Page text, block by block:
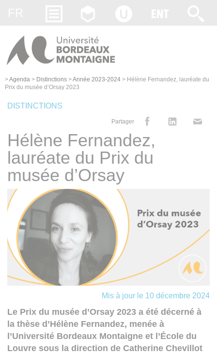
>Agenda > Distinctions >Année 2023-2024 > Hélène Fernandez, lauréate du
Prix du musée d’Orsay 2023
DISTINCTIONS
Partager
Hélène Fernandez,
lauréate du Prix du
musée d’Orsay
Mis à jour le 10 décembre 2024
Le Prix du musée d’Orsay 2023 a été décerné à
la thèse d’Hélène Fernandez, menée à
l’Université Bordeaux Montaigne et l’École du
Louvre sous la direction de Catherine Chevillot